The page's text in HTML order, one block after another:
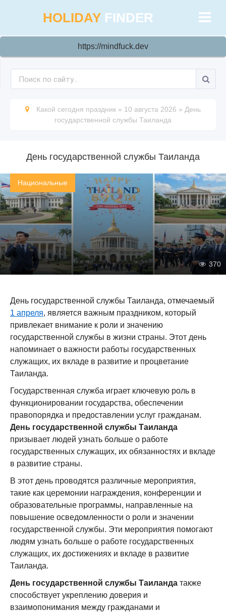
HOLIDAY FINDER
https://mindfuck.dev
Какой сегодня праздник » 10 августа 2026 » День
государственной службы Таиланда
День государственной службы Таиланда
Национальные
370
День государственной службы Таиланда, отмечаемый
1 апреля, является важным праздником, который
привлекает внимание к роли и значению
государственной службы в жизни страны. Этот день
напоминает о важности работы государственных
служащих, их вкладе в развитие и процветание
Таиланда.
Государственная служба играет ключевую роль в
функционировании государства, обеспечении
правопорядка и предоставлении услуг гражданам.
День государственной службы Таиланда
призывает людей узнать больше о работе
государственных служащих, их обязанностях и вкладе
в развитие страны.
В этот день проводятся различные мероприятия,
такие как церемонии награждения, конференции и
образовательные программы, направленные на
повышение осведомленности о роли и значении
государственной службы. Эти мероприятия помогают
людям узнать больше о работе государственных
служащих, их достижениях и вкладе в развитие
Таиланда.
День государственной службы Таиланда также
способствует укреплению доверия и
взаимопонимания между гражданами и